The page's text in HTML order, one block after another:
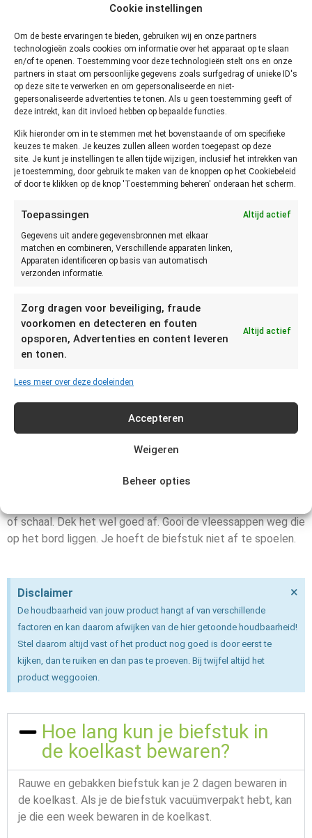
Cookie instellingen
Om de beste ervaringen te bieden, gebruiken wij en onze partners
technologieën zoals cookies om informatie over het apparaat op te slaan
en/of te openen. Toestemming voor deze technologieën stelt ons en onze
partners in staat om persoonlijke gegevens zoals surfgedrag of unieke ID's
op deze site te verwerken en om gepersonaliseerde en niet-
gepersonaliseerde advertenties te tonen. Als u geen toestemming geeft of
deze intrekt, kan dit invloed hebben op bepaalde functies.
Klik hieronder om in te stemmen met het bovenstaande of om specifieke
keuzes te maken. Je keuzes zullen alleen worden toegepast op deze
site. Je kunt je instellingen te allen tijde wijzigen, inclusief het intrekken van
je toestemming, door gebruik te maken van de knoppen op het Cookiebeleid
of door te klikken op de knop 'Toestemming beheren' onderaan het scherm.
Toepassingen Altijd actief
Gegevens uit andere gegevensbronnen met elkaar
matchen en combineren, Verschillende apparaten linken,
Apparaten identificeren op basis van automatisch
verzonden informatie.
Zorg dragen voor beveiliging, fraude
voorkomen en detecteren en fouten
opsporen, Advertenties en content leveren
en tonen.
Altijd actief
Lees meer over deze doeleinden
Accepteren
Weigeren
Beheer opties
Rauwe en gebakken biefstuk kan in een afgesloten
temperatuur van 4 graden, bewaard worden. Je kan het vlees
ook inpakken in goed, dik folie. Zorg dat er geen vlees
“bloot” is in de koelkast. Want dan droogt het snel uit.
Hoe lang biefstuk bewaren in
diepvries?
Onbereide Biefstuk kan tot 9 maanden in de vriezer, met een
temperatuur van -18 graden, bewaard worden. Ontdooi het
Bereide Biefstuk kan tot 3 maanden in de vriezer, met een
temperatuur van -18 graden, bewaard worden. Ontdooi het
product, afgedekt met een schotel, onderin de koelkast.
biefstuk bewaren?
Bij de meeste slagers kan je vragen of ze jouw biefstuk
vacuüm verpakken. Daardoor kan je een biefstuk een week in
de koelkast bewaren. Omdat het vacuümverpakt is, wordt
bakken buiten de koeling en open de verpakking. Na een
minuut of 10 wordt het vlees weer rood.
Vacuümverpakt vlees blijft 9 tot 12 maanden goed in de
ontdooien. Leg het dan een dag van tevoren in de koelkast.
of schaal. Dek het wel goed af. Gooi de vleessappen weg die
op het bord liggen. Je hoeft de biefstuk niet af te spoelen.
Disclaimer
De houdbaarheid van jouw product hangt af van verschillende
factoren en kan daarom afwijken van de hier getoonde houdbaarheid!
Stel daarom altijd vast of het product nog goed is door eerst te
kijken, dan te ruiken en dan pas te proeven. Bij twijfel altijd het
product weggooien.
×
Hoe lang kun je biefstuk in
de koelkast bewaren?
Rauwe en gebakken biefstuk kan je 2 dagen bewaren in
de koelkast. Als je de biefstuk vacuümverpakt hebt, kan
je die een week bewaren in de koelkast.